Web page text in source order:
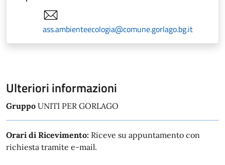
ass.ambienteecologia@comune.gorlago.bg.it
Ulteriori informazioni
Gruppo UNITI PER GORLAGO
Orari di Ricevimento: Riceve su appuntamento con
richiesta tramite e-mail.